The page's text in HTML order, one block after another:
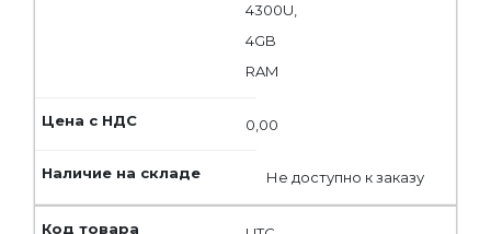
4300U,
4GB
RAM
0,00
Не доступно к заказу